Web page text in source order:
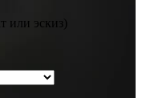
или эскиз)